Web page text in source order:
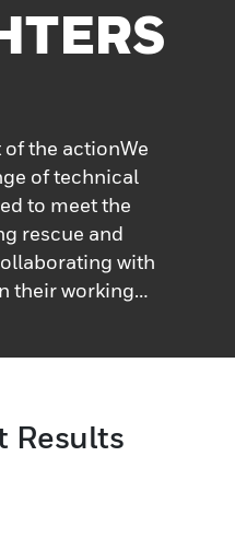
the actionWe
of technical
to meet the
rescue and
with
their working
(footwear)
Results